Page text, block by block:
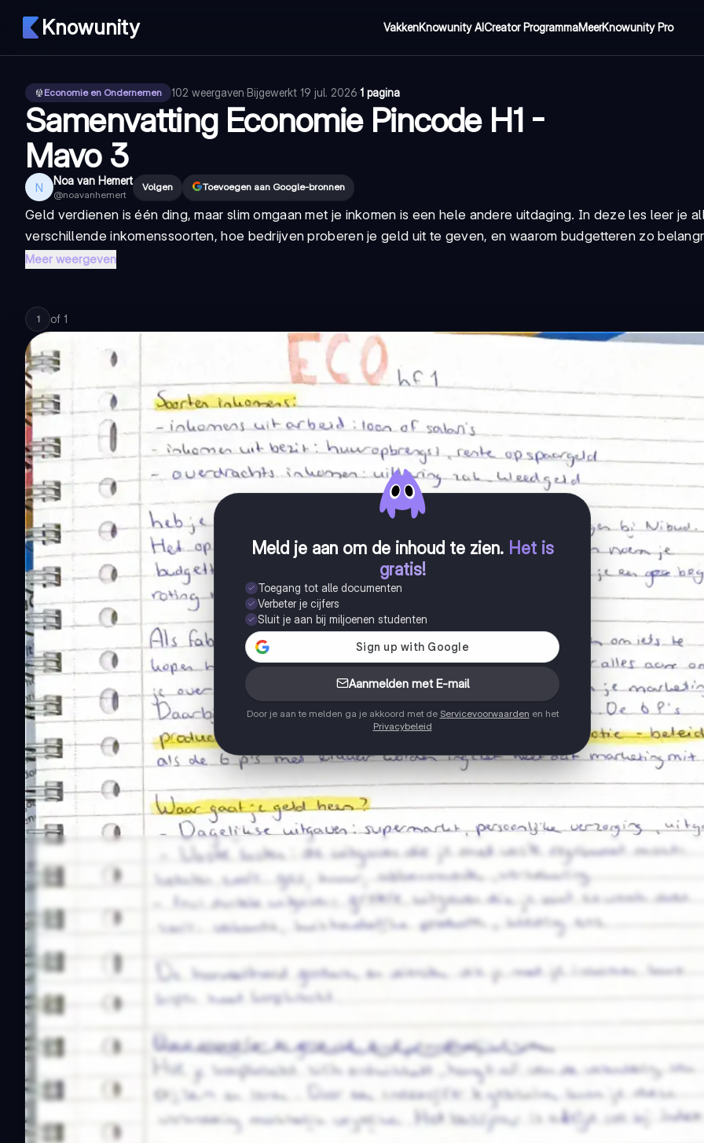
Knowunity VakkenKnowunity AICreator ProgrammaMeerKnowunity Pro
Economie en Ondernemen 102 weergaven·Bijgewerkt 19 jul. 2026·1 pagina
Samenvatting Economie Pincode H1 -
Mavo 3
N Noa van Hemert
@noavanhemert
Volgen Toevoegen aan Google-bronnen
Geld verdienen is één ding, maar slim omgaan met je inkomen is een hele andere uitdaging. In deze les leer je
verschillende inkomenssoorten, hoe bedrijven proberen je geld uit te geven, en waarom budgetteren zo
Meer weergeven
1 of 1
Meld je aan om de inhoud te zien. Het is
gratis!
Toegang tot alle documenten
Verbeter je cijfers
Sluit je aan bij miljoenen studenten
Aanmelden met E-mail
Door je aan te melden ga je akkoord met de Servicevoorwaarden en het
Privacybeleid